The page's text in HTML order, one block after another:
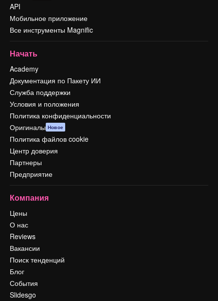
API
Мобильное приложение
Все инструменты Magnific
Начать
Academy
Документация по Пакету ИИ
Служба поддержки
Условия и положения
Политика конфиденциальности
Оригиналы Новое
Политика файлов cookie
Центр доверия
Партнеры
Предприятие
Компания
Цены
О нас
Reviews
Вакансии
Поиск тенденций
Блог
События
Slidesgo